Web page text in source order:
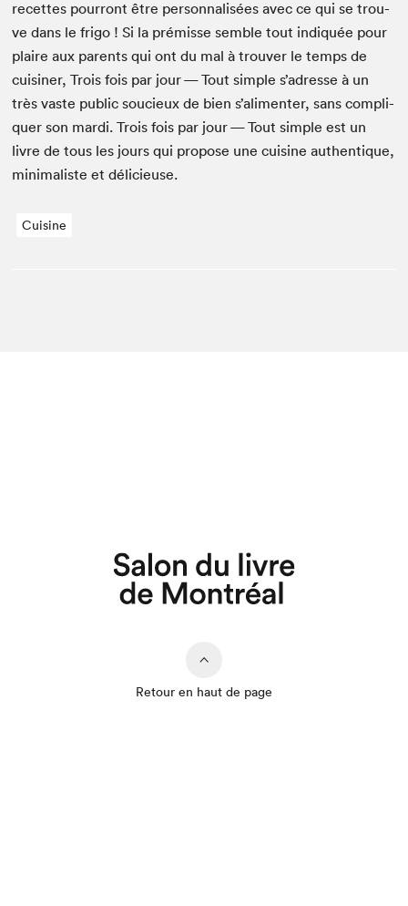
recettes pour­ront être per­son­nal­isées avec ce qui se trou­
ve dans le fri­go ! Si la prémisse sem­ble tout indiquée pour
plaire aux par­ents qui ont du mal à trou­ver le temps de
cuisin­er, Trois fois par jour — Tout sim­ple s’adresse à un
très vaste pub­lic soucieux de bien s’alimenter, sans com­pli­
quer son mar­di. Trois fois par jour — Tout sim­ple est un
livre de tous les jours qui pro­pose une cui­sine authen­tique,
min­i­mal­iste et délicieuse.
Cuisine
Retour en haut de page